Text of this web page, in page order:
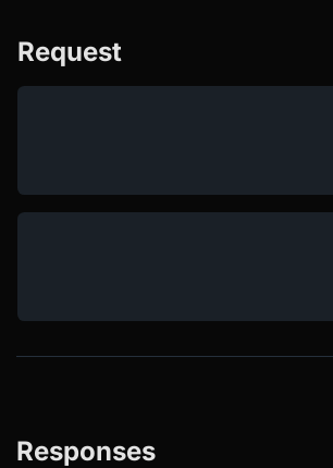
Request
Responses